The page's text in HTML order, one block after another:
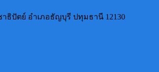
ธิปัตย์ อำเภอธัญบุรี ปทุมธานี 12130